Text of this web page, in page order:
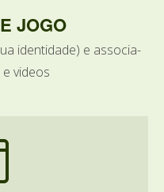
JOGO
identidade) e associa-
videos